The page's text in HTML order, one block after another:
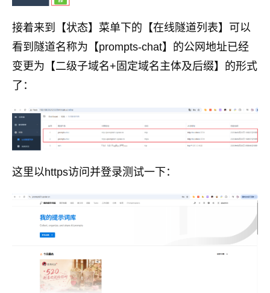
接着来到【状态】菜单下的【在线隧道列表】可以
看到隧道名称为【prompts-chat】的公网地址已经
变更为【二级子域名+固定域名主体及后缀】的形式
了：
这里以https访问并登录测试一下：